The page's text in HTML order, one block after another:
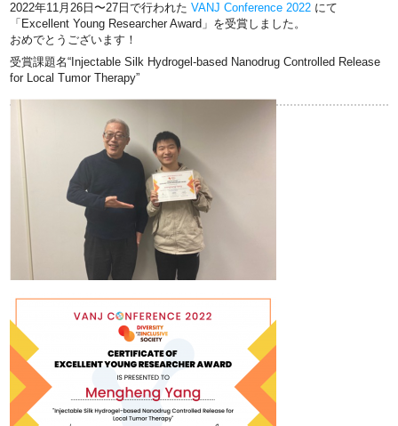
2022年11月26日〜27日で行われたVANJ Conference 2022 にて
「Excellent Young Researcher Award」を受賞しました。
おめでとうございます！
受賞課題名“Injectable Silk Hydrogel-based Nanodrug Controlled Release
for Local Tumor Therapy”